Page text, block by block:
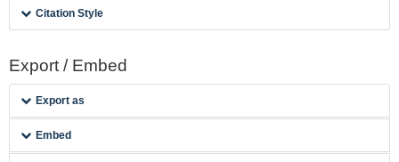
Citation Style
Export / Embed
Export as
Embed